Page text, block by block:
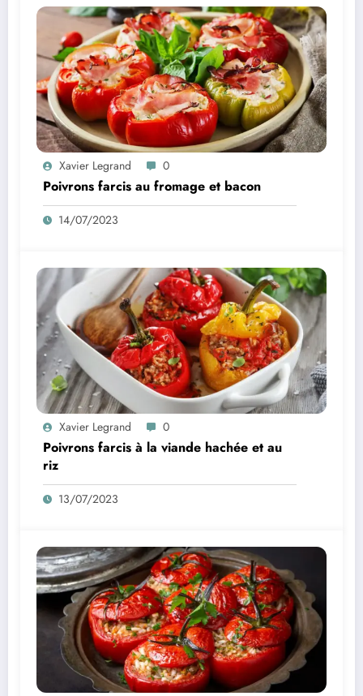
Xavier Legrand 0
Poivrons farcis au fromage et bacon
14/07/2023
Xavier Legrand 0
Poivrons farcis à la viande hachée et au
riz
13/07/2023